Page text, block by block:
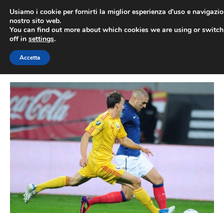
contenuto
Usiamo i cookie per fornirti la miglior esperienza d'uso e
nostro sito web.
You can find out more about which cookies we are using or
off in settings.
Accetta